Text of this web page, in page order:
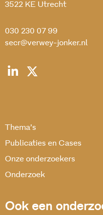
3522 KE Utrecht
030 230 07 99
secr@verwey-jonker.nl
Thema’s
Publicaties en Cases
Onze onderzoekers
Onderzoek
Ook een